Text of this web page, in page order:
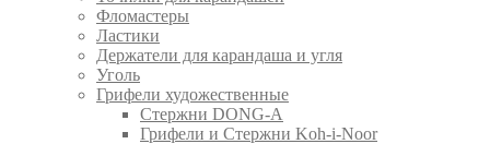
Фломастеры
Ластики
Держатели для карандаша и угля
Уголь
Грифели художественные
Стержни DONG-A
Грифели и Стержни Koh-i-Noor